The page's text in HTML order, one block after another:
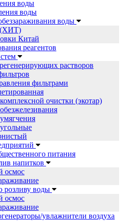
воды
воды
воды
(ХИТ)
Китай
реагентов
растворов
фильтрами
очистки (экотар)
питания
напитков
осмос
розливу воды
осмос
увлажнители воздуха